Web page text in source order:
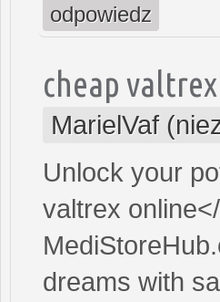
odpowiedz
cheap valtrex
MarielVaf
Unlock your
valtrex
dreams with